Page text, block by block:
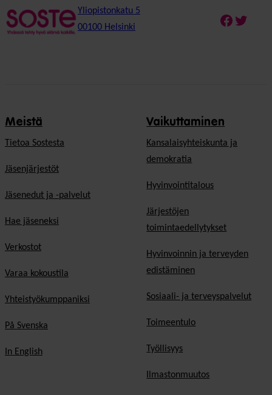
Yliopistonkatu 5
00100 Helsinki
Meistä
Tietoa Sostesta
Jäsenjärjestöt
Jäsenedut ja -palvelut
Hae jäseneksi
Verkostot
Varaa kokoustila
Yhteistyökumppaniksi
På Svenska
In English
Vaikuttaminen
Kansalaisyhteiskunta ja
demokratia
Hyvinvointitalous
Järjestöjen
toimintaedellytykset
Hyvinvoinnin ja terveyden
edistäminen
Sosiaali- ja terveyspalvelut
Toimeentulo
Työllisyys
Ilmastonmuutos